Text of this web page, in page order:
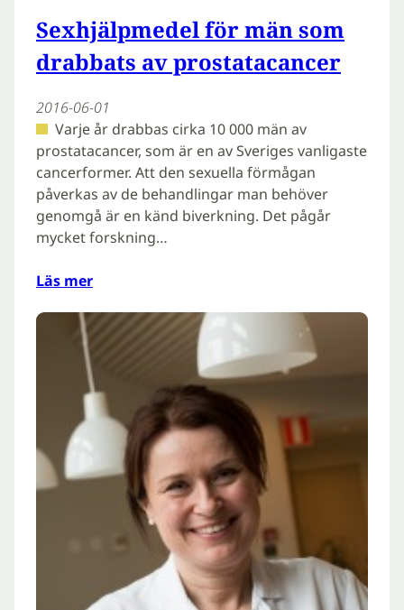
Sexhjälpmedel för män som
drabbats av prostatacancer
2016-06-01
Varje år drabbas cirka 10 000 män av
prostatacancer, som är en av Sveriges vanligaste
cancerformer. Att den sexuella förmågan
påverkas av de behandlingar man behöver
genomgå är en känd biverkning. Det pågår
mycket forskning…
Läs mer